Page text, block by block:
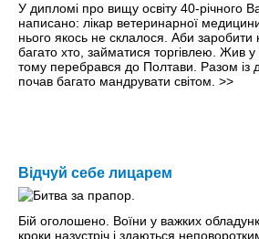
У дипломі про вищу освіту 40-річного
написано: лікар ветеринарної
нього якось не склалося. Аби заробити
багато хто, займатися торгівлею. Жив у
тому перебрався до Полтави. Разом
почав багато мандрувати світом. >>
Вiдчуй себе лицарем
Бій оголошено. Воїни у важких
кроки назустріч і здаються